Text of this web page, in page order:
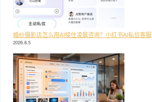
婚纱摄影店怎么用AI接住凌晨咨询？小红书AI私信客服
2026.8.5